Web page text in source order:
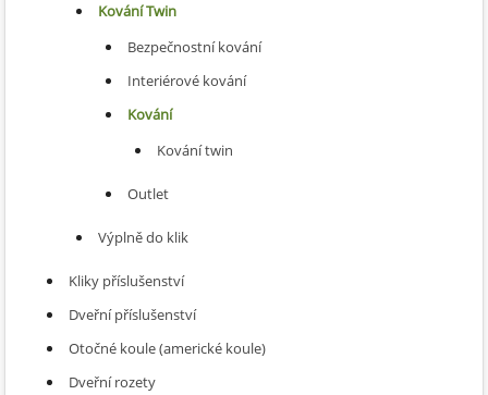
Kování Twin
Bezpečnostní kování
Interiérové kování
Kování
Kování twin
Outlet
Výplně do klik
Kliky příslušenství
Dveřní příslušenství
Otočné koule (americké koule)
Dveřní rozety